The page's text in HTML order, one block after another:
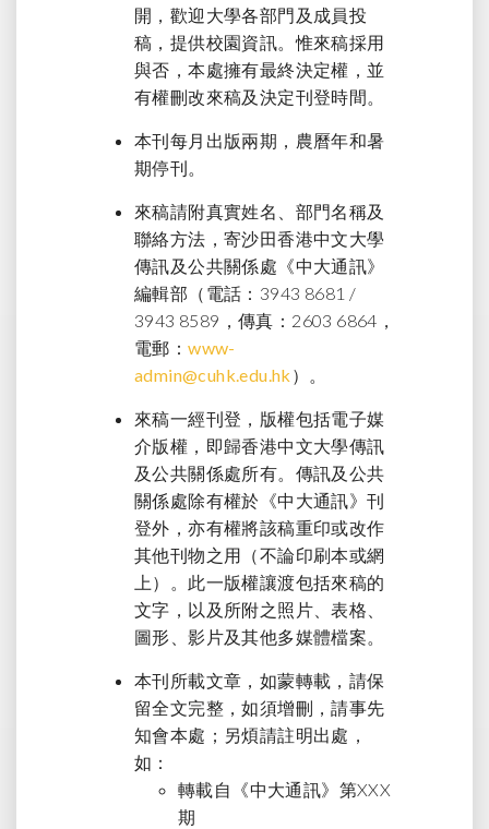
開，歡迎大學各部門及成員投
稿，提供校園資訊。惟來稿採用
與否，本處擁有最終決定權，並
有權刪改來稿及決定刊登時間。
本刊每月出版兩期，農曆年和暑
期停刊。
來稿請附真實姓名、部門名稱及
聯絡方法，寄沙田香港中文大學
傳訊及公共關係處《中大通訊》
編輯部（電話：3943 8681 /
3943 8589，傳真：2603 6864，
電郵：www-
admin@cuhk.edu.hk ）。
來稿一經刊登，版權包括電子媒
介版權，即歸香港中文大學傳訊
及公共關係處所有。傳訊及公共
關係處除有權於《中大通訊》刊
登外，亦有權將該稿重印或改作
其他刊物之用（不論印刷本或網
上）。此一版權讓渡包括來稿的
文字，以及所附之照片、表格、
圖形、影片及其他多媒體檔案。
本刊所載文章，如蒙轉載，請保
留全文完整，如須增刪，請事先
知會本處；另煩請註明出處，
如：
轉載自《中大通訊》第XXX
期